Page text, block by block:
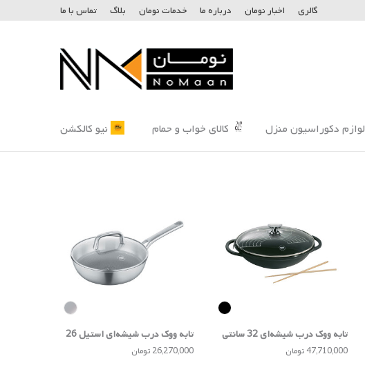
گالری اخبار نومان درباره ما خدمات نومان بلاگ تماس با ما
لوازم دکوراسیون منزل کالای خواب و حمام نیو کالکشن
تابه ووک درب شیشه‌ای 32 سانتی
مدل Vario Click
47,710,000 تومان
تابه ووک درب شیشه‌ای استیل 26
سانتی مدل Tricion Resist
26,270,000 تومان